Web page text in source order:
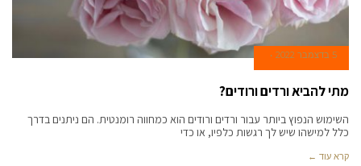
5 בדצמבר 2022
מתי להביא ורדים ורודים?
השימוש הנפוץ ביותר עבור ורדים ורודים הוא כמחווה רומנטית. הם ניתנים בדרך
כלל למישהו שיש לך רגשות כלפיו, או כדי
קרא עוד ←